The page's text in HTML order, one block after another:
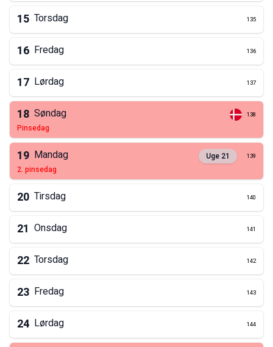
15 Torsdag 135
16 Fredag 136
17 Lørdag 137
18 Søndag 138
pinsedag
19 Mandag Uge 21 139
2. pinsedag
20 Tirsdag 140
21 Onsdag 141
22 Torsdag 142
23 Fredag 143
24 Lørdag 144